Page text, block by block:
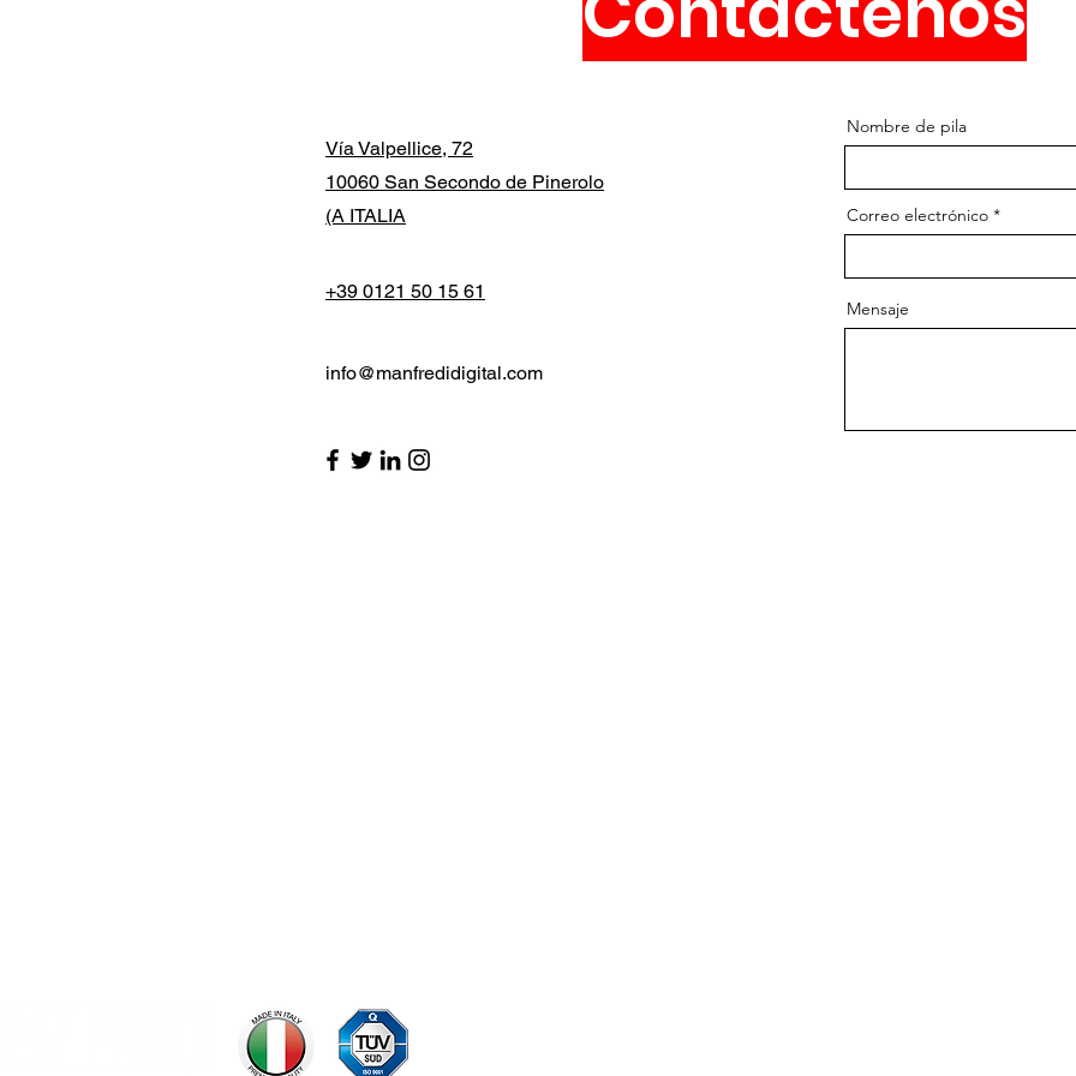
Vía Valpellice, 72
10060 San Secondo de Pinerolo
(A ITALIA
+39 0121 50 15 61
info@manfredidigital.com
Nombre de pila
Correo electrónico
Mensaje